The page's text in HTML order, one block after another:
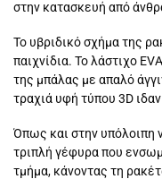
στην κατασκευή από
Το υβριδικό σχήμα της
παιχνίδια. Το λάστιχο
της μπάλας με απαλό
τραχιά υφή τύπου 3D
Όπως και στην υπόλοιπη
τριπλή γέφυρα που
τμήμα, κάνοντας τη